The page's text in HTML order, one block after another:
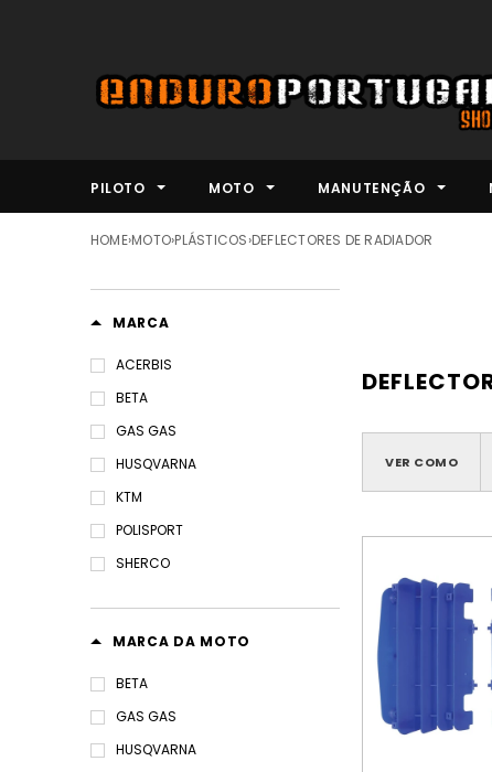
PILOTO MOTO MANUTENÇÃO
HOME›MOTO›PLÁSTICOS›DEFLECTORES DE RADIADOR
MARCA
ACERBIS
BETA
GAS GAS
HUSQVARNA
KTM
POLISPORT
SHERCO
MARCA DA MOTO
BETA
GAS GAS
HUSQVARNA
VER COMO